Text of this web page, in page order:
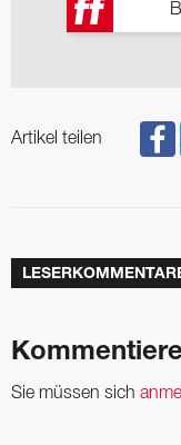
Artikel teilen
Sie müssen sich